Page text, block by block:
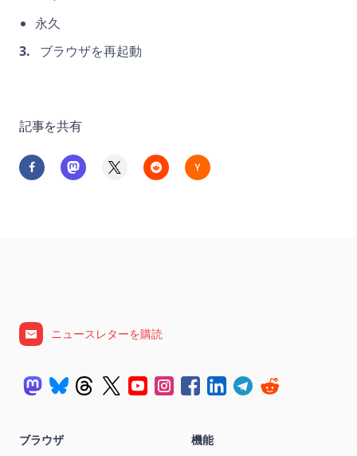
永久
ブラウザを再起動
記事を共有
ニュースレターを購読
ブラウザ
機能